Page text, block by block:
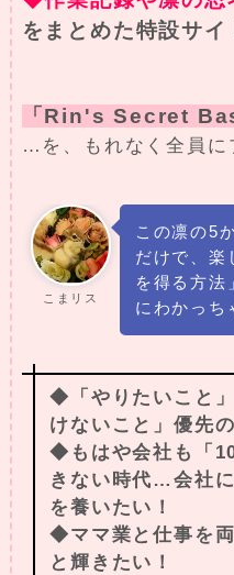
をまとめた特設サイ
「Rin's Secret
…を、もれなく全員に
こまリス
この凛の5
だけで、楽
を得る方法
にわかっち
◆「やりたいこと
けないこと」優先
◆もはや会社も「
きない時代…会社
を養いたい！
◆ママ業と仕事を
と輝きたい！